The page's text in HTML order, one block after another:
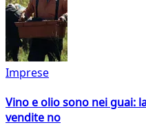
Imprese
Vino e olio sono nei guai:
vendite no